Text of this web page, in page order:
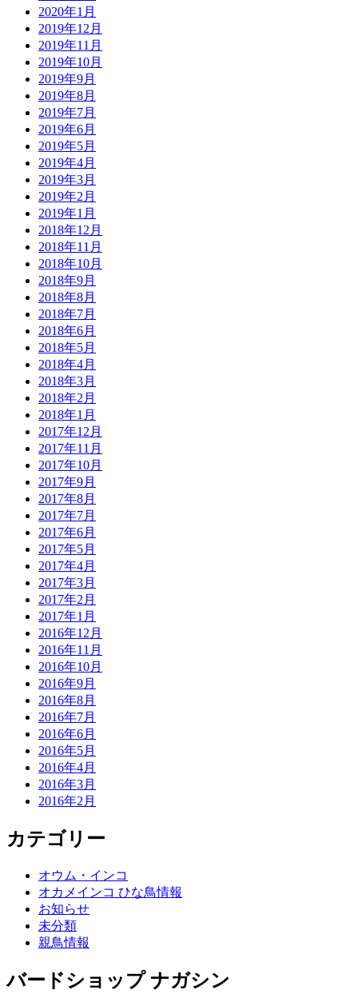
2020年1月
2019年12月
2019年11月
2019年10月
2019年9月
2019年8月
2019年7月
2019年6月
2019年5月
2019年4月
2019年3月
2019年2月
2019年1月
2018年12月
2018年11月
2018年10月
2018年9月
2018年8月
2018年7月
2018年6月
2018年5月
2018年4月
2018年3月
2018年2月
2018年1月
2017年12月
2017年11月
2017年10月
2017年9月
2017年8月
2017年7月
2017年6月
2017年5月
2017年4月
2017年3月
2017年2月
2017年1月
2016年12月
2016年11月
2016年10月
2016年9月
2016年8月
2016年7月
2016年6月
2016年5月
2016年4月
2016年3月
2016年2月
カテゴリー
オウム・インコ
オカメインコ ひな鳥情報
お知らせ
未分類
親鳥情報
バードショップ ナガシン